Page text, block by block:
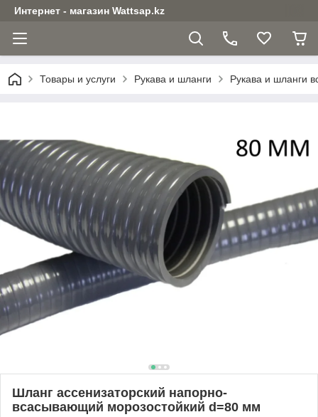
Интернет - магазин Wattsap.kz
Товары и услуги Рукава и шланги Рукава и шланги
Шланг ассенизаторский напорно-
всасывающий морозостойкий d=80 мм